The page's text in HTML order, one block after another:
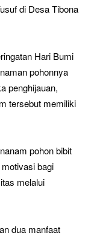
di Desa Tibona
Hari Bumi
pohonnya
penghijauan,
tersebut memiliki
pohon bibit
bagi
melalui
dua manfaat